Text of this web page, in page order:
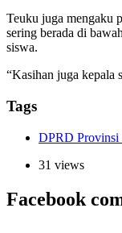
Teuku juga mengaku
sering berada di
siswa.
“Kasihan juga kepala
Tags
DPRD Provinsi
31 views
Facebook